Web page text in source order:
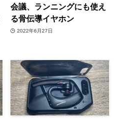
会議、ランニングにも使え
る骨伝導イヤホン
2022年6月27日